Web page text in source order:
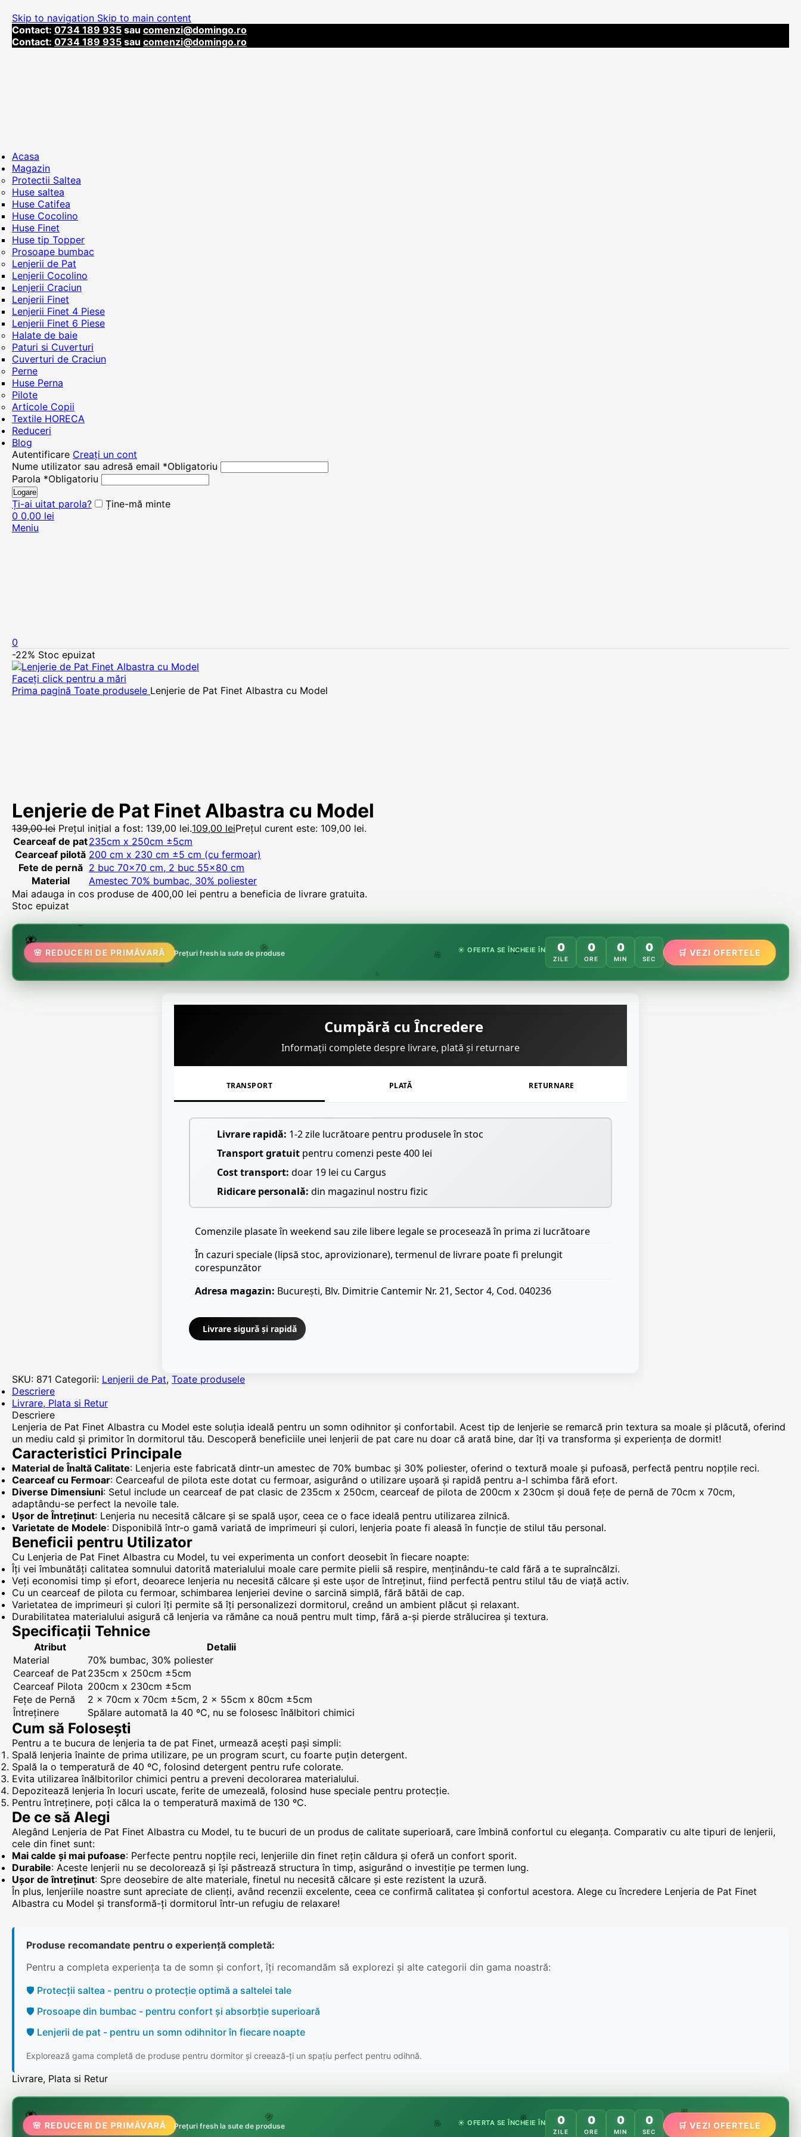
Skip to navigation Skip to main content
Contact: 0734 189 935 sau comenzi@domingo.ro
Contact: 0734 189 935 sau comenzi@domingo.ro
Acasa
Magazin
Protectii Saltea
Huse saltea
Huse Catifea
Huse Cocolino
Huse Finet
Huse tip Topper
Prosoape bumbac
Lenjerii de Pat
Lenjerii Cocolino
Lenjerii Craciun
Lenjerii Finet
Lenjerii Finet 4 Piese
Lenjerii Finet 6 Piese
Halate de baie
Paturi si Cuverturi
Cuverturi de Craciun
Perne
Huse Perna
Pilote
Articole Copii
Textile HORECA
Reduceri
Blog
Autentificare Creați un cont
Nume utilizator sau adresă email *Obligatoriu
Parola *Obligatoriu
Logare
Ți-ai uitat parola?
Ține-mă minte
0 0,00 lei
Meniu
0
-22% Stoc epuizat
Faceți click pentru a mări
Prima pagină Toate produsele Lenjerie de Pat Finet Albastra cu Model
Lenjerie de Pat Finet Albastra cu Model
139,00lei Prețul inițial a fost: 139,00 lei.109,00 leiPrețul curent este: 109,00 lei.
Cearceaf de pat235cm x 250cm ±5cm
Cearceaf pilotă 200 cm x 230 cm ±5 cm (cu fermoar)
Fete de pernă 2 buc 70×70 cm, 2 buc 55×80 cm
Material
Amestec 70% bumbac, 30% poliester
Mai adauga in cos produse de 400,00 lei pentru a beneficia de livrare gratuita.
Stoc epuizat
🌸
🌿
🌸 🌿
🌸
🌷
🦋
🌸 REDUCERI DE PRIMĂVARĂ Prețuri fresh la sute de produse ☀️ OFERTA SE ÎNCHEIE ÎN 0
ZILE
0
ORE
0
MIN
0
SEC
🛒 VEZI OFERTELE
Cumpără cu Încredere
Informații complete despre livrare, plată și returnare
TRANSPORT PLATĂ RETURNARE
Livrare rapidă: 1-2 zile lucrătoare pentru produsele în stoc
Transport gratuit pentru comenzi peste 400 lei
Cost transport: doar 19 lei cu Cargus
Ridicare personală: din magazinul nostru fizic
Comenzile plasate în weekend sau zile libere legale se procesează în prima zi lucrătoare
În cazuri speciale (lipsă stoc, aprovizionare), termenul de livrare poate fi prelungit
corespunzător
Adresa magazin: București, Blv. Dimitrie Cantemir Nr. 21, Sector 4, Cod. 040236
Livrare sigură și rapidă
SKU: 871 Categorii: Lenjerii de Pat, Toate produsele
Descriere
Livrare, Plata si Retur
Descriere
Lenjeria de Pat Finet Albastra cu Model este soluția ideală pentru un somn odihnitor și confortabil. Acest tip de lenjerie se remarcă prin textura sa moale și plăcută, oferind
un mediu cald și primitor în dormitorul tău. Descoperă beneficiile unei lenjerii de pat care nu doar că arată bine, dar îți va transforma și experiența de dormit!
Caracteristici Principale
Material de Înaltă Calitate: Lenjeria este fabricată dintr-un amestec de 70% bumbac și 30% poliester, oferind o textură moale și pufoasă, perfectă pentru nopțile reci.
Cearceaf cu Fermoar: Cearceaful de pilota este dotat cu fermoar, asigurând o utilizare ușoară și rapidă pentru a-l schimba fără efort.
Diverse Dimensiuni: Setul include un cearceaf de pat clasic de 235cm x 250cm, cearceaf de pilota de 200cm x 230cm și două fețe de pernă de 70cm x 70cm,
adaptându-se perfect la nevoile tale.
Ușor de Întreținut: Lenjeria nu necesită călcare și se spală ușor, ceea ce o face ideală pentru utilizarea zilnică.
Varietate de Modele: Disponibilă într-o gamă variată de imprimeuri și culori, lenjeria poate fi aleasă în funcție de stilul tău personal.
Beneficii pentru Utilizator
Cu Lenjeria de Pat Finet Albastra cu Model, tu vei experimenta un confort deosebit în fiecare noapte:
Îți vei îmbunătăți calitatea somnului datorită materialului moale care permite pielii să respire, menținându-te cald fără a te supraîncălzi.
Veți economisi timp și efort, deoarece lenjeria nu necesită călcare și este ușor de întreținut, fiind perfectă pentru stilul tău de viață activ.
Cu un cearceaf de pilota cu fermoar, schimbarea lenjeriei devine o sarcină simplă, fără bătăi de cap.
Varietatea de imprimeuri și culori îți permite să îți personalizezi dormitorul, creând un ambient plăcut și relaxant.
Durabilitatea materialului asigură că lenjeria va rămâne ca nouă pentru mult timp, fără a-și pierde strălucirea și textura.
Specificații Tehnice
Atribut
Detalii
Material
70% bumbac, 30% poliester
Cearceaf de Pat 235cm x 250cm ±5cm
Cearceaf Pilota 200cm x 230cm ±5cm
Fețe de Pernă
2 x 70cm x 70cm ±5cm, 2 x 55cm x 80cm ±5cm
Întreținere
Spălare automată la 40 ºC, nu se folosesc înălbitori chimici
Cum să Folosești
Pentru a te bucura de lenjeria ta de pat Finet, urmează acești pași simpli:
Spală lenjeria înainte de prima utilizare, pe un program scurt, cu foarte puțin detergent.
Spală la o temperatură de 40 ºC, folosind detergent pentru rufe colorate.
Evita utilizarea înălbitorilor chimici pentru a preveni decolorarea materialului.
Depozitează lenjeria în locuri uscate, ferite de umezeală, folosind huse speciale pentru protecție.
Pentru întreținere, poți călca la o temperatură maximă de 130 ºC.
De ce să Alegi
Alegând Lenjeria de Pat Finet Albastra cu Model, tu te bucuri de un produs de calitate superioară, care îmbină confortul cu eleganța. Comparativ cu alte tipuri de lenjerii,
cele din finet sunt:
Mai calde și mai pufoase: Perfecte pentru nopțile reci, lenjeriile din finet rețin căldura și oferă un confort sporit.
Durabile: Aceste lenjerii nu se decolorează și își păstrează structura în timp, asigurând o investiție pe termen lung.
Ușor de întreținut: Spre deosebire de alte materiale, finetul nu necesită călcare și este rezistent la uzură.
În plus, lenjeriile noastre sunt apreciate de clienți, având recenzii excelente, ceea ce confirmă calitatea și confortul acestora. Alege cu încredere Lenjeria de Pat Finet
Albastra cu Model și transformă-ți dormitorul într-un refugiu de relaxare!
Produse recomandate pentru o experiență completă:
Pentru a completa experiența ta de somn și confort, îți recomandăm să explorezi și alte categorii din gama noastră:
🛡️ Protecții saltea - pentru o protecție optimă a saltelei tale
🛡️ Prosoape din bumbac - pentru confort și absorbție superioară
🛡️ Lenjerii de pat - pentru un somn odihnitor în fiecare noapte
Explorează gama completă de produse pentru dormitor și creează-ți un spațiu perfect pentru odihnă.
Livrare, Plata si Retur
🌸
🌸 🌸 🏵️ 🌿
🌸
🏵️
🌷
🦋
🌸 REDUCERI DE PRIMĂVARĂ Prețuri fresh la sute de produse ☀️ OFERTA SE ÎNCHEIE ÎN 0
ZILE
0
ORE
0
MIN
0
SEC
🛒 VEZI OFERTELE